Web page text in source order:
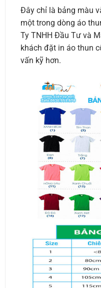
Đây chỉ là bảng màu
một trong dòng áo
Ty TNHH Đầu Tư và
khách đặt in áo thun
vấn kỹ hơn.